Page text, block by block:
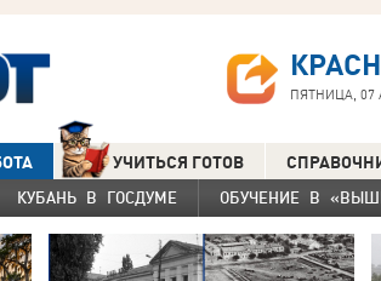
ПЯТНИЦА, 07
УЧИТЬСЯ ГОТОВ
КУБАНЬ В ГОСДУМЕ ОБУЧЕНИЕ В